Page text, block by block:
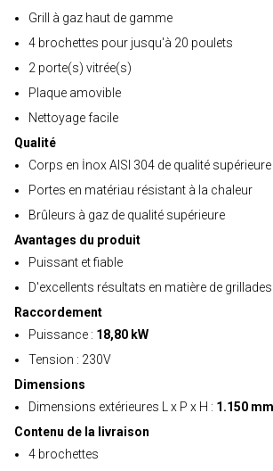
Grill à gaz haut de gamme
4 brochettes pour jusqu'à 20 poulets
2 porte(s) vitrée(s)
Plaque amovible
Nettoyage facile
Qualité
Corps en İnox AISI 304 de qualité supérieure
Portes en matériau résistant à la chaleur
Brûleurs à gaz de qualité supérieure
Avantages du produit
Puissant et fiable
D'excellents résultats en matière de grillades
Raccordement
Puissance : 18,80 kW
Tension : 230V
Dimensions
Dimensions extérieures L x P x H : 1.150
Contenu de la livraison
4 brochettes